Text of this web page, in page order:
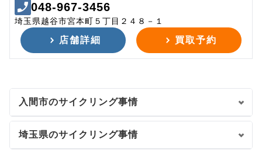
048-967-3456
埼玉県越谷市宮本町５丁目２４８－１
店舗詳細 買取予約
入間市のサイクリング事情
埼玉県のサイクリング事情